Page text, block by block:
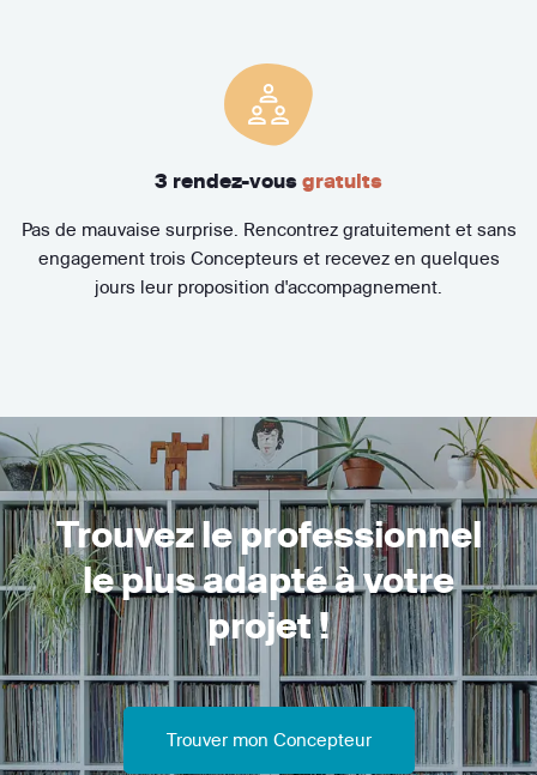
3 rendez-vous gratuits
Pas de mauvaise surprise. Rencontrez gratuitement et sans
engagement trois Concepteurs et recevez en quelques
jours leur proposition d'accompagnement.
Trouvez le professionnel
le plus adapté à votre
projet !
Trouver mon Concepteur